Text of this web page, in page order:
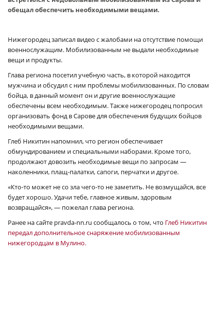
обещал обеспечить необходимыми вещами.
Нижегородец записал видео с жалобами на отсутствие помощи
военнослужащим. Мобилизованным не выдали необходимые
вещи и продукты.
Глава региона посетил учебную часть, в которой находится
мужчина и обсудил с ним проблемы мобилизованных. По словам
бойца, в данный момент он и другие военнослужащие
обеспечены всем необходимым. Также нижегородец попросил
организовать фонд в Сарове для обеспечения будущих бойцов
необходимыми вещами.
Глеб Никитин напомнил, что регион обеспечивает
обмундированием и специальными наборами. Кроме того,
продолжают довозить необходимые вещи по запросам —
наколенники, плащ-палатки, сапоги, перчатки и другое.
«Кто-то может не со зла чего-то не заметить. Не возмущайся, все
будет хорошо. Удачи тебе, главное живым, здоровым
возвращайся», — пожелал глава региона.
Ранее на сайте pravda-nn.ru сообщалось о том, что Глеб Никитин
передал дополнительное снаряжение мобилизованным
нижегородцам в Мулино.